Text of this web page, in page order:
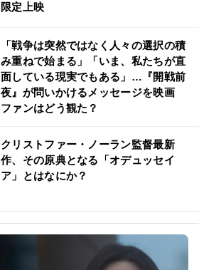
限定上映
「戦争は突然ではなく人々の選択の積
み重ねで始まる」「いま、私たちが直
面している現実でもある」…『開戦前
夜』が問いかけるメッセージを映画
ファンはどう観た？
クリストファー・ノーラン監督最新
作、その原典となる「オデュッセイ
ア」とはなにか？